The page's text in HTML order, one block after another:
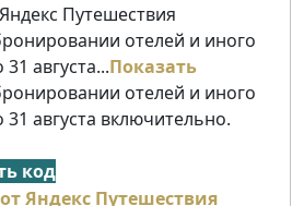
Путешествия
отелей и иного
августа...Показать
отелей и иного
августа включительно.
код